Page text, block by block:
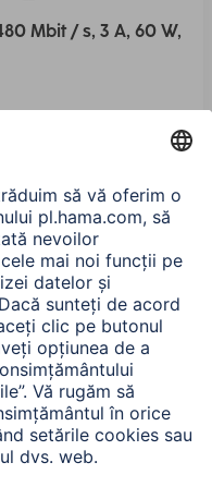
Mbit / s, 3 A, 60 W,